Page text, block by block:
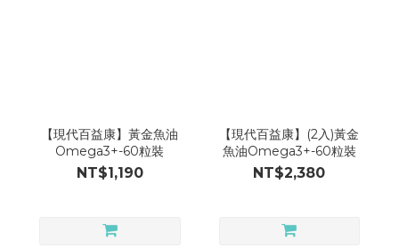
【現代百益康】黃金魚油
Omega3+-60粒裝
NT$1,190
【現代百益康】(2入)黃金
魚油Omega3+-60粒裝
NT$2,380